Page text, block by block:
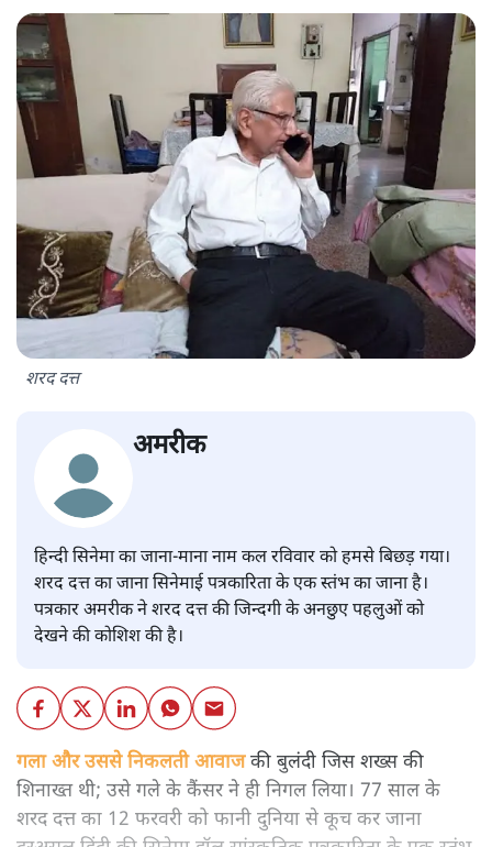
शरद दत्त
अमरीक
हिन्दी सिनेमा का जाना-माना नाम कल रविवार को हमसे बिछड़ गया।
शरद दत्त का जाना सिनेमाई पत्रकारिता के एक स्तंभ का जाना है।
पत्रकार अमरीक ने शरद दत्त की जिन्दगी के अनछुए पहलुओं को
देखने की कोशिश की है।
गला और उससे निकलती आवाजकी बुलंदी जिस शख्स की
शिनाख्त थी; उसे गले के कैंसर ने ही निगल लिया। 77 साल के
शरद दत्त का 12 फरवरी को फानी दुनिया से कूच कर जाना